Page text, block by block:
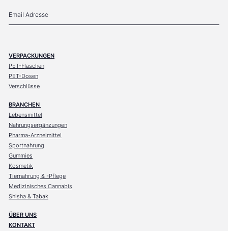
VERPACKUNGEN
PET-Flaschen
PET-Dosen
Verschlüsse
BRANCHEN
Lebensmittel
Nahrungsergänzungen
Pharma-Arzneimittel
Sportnahrung
Gummies
Kosmetik
Tiernahrung & -Pflege
Medizinisches Cannabis
Shisha & Tabak
ÜBER UNS
KONTAKT